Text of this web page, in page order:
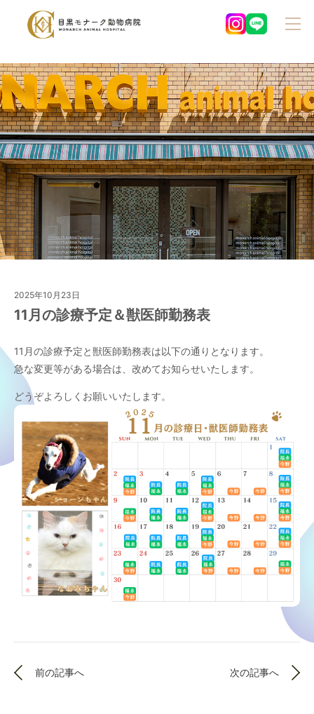
2025年10月23日
11月の診療予定＆獣医師勤務表
11月の診療予定と獣医師勤務表は以下の通りとなります。
急な変更等がある場合は、改めてお知らせいたします。
どうぞよろしくお願いいたします。
前の記事へ 次の記事へ